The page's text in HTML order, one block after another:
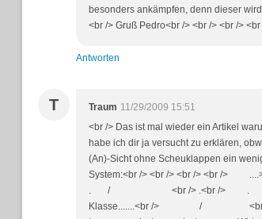
besonders ankämpfen, denn dieser
<br /> Gruß Pedro<br /> <br /> <br />
Antworten
T Traum 11/29/2009 15:51
<br /> Das ist mal wieder ein Artikel
habe ich dir ja versucht zu erklären,
(An)-Sicht ohne Scheuklappen ein
System:<br /> <br /> <br /> <br />
. / <br /> .<br /> . |
Klasse.......<br /> /